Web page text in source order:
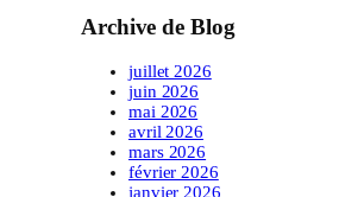
Archive de Blog
juillet 2026
juin 2026
mai 2026
avril 2026
mars 2026
février 2026
janvier 2026